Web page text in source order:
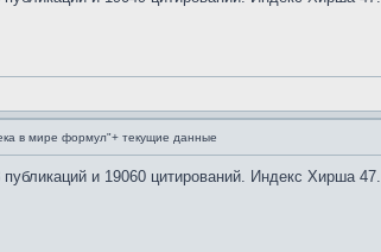
в мире формул"+ текущие данные
и 19060 цитирований. Индекс Хирша 47.